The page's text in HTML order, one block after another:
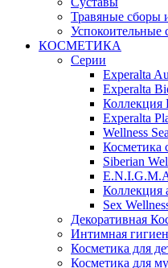
Травяные сборы
Успокоительные
КОСМЕТИКА
Серии
Experalta
Experalta
Коллекция
Experalta
Wellness Sea
Косметика
Siberian
Коллекция
Sex
Декоративная
Интимная
Косметика для
Косметика для